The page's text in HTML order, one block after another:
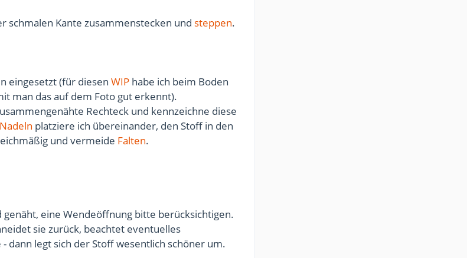
schmalen Kante zusammenstecken und steppen.
eingesetzt (für diesen WIP habe ich beim Boden
man das auf dem Foto gut erkennt).
Rechteck und kennzeichne diese
Nadeln platziere ich übereinander, den Stoff in den
und vermeide Falten.
eine Wendeöffnung bitte berücksichtigen.
sie zurück, beachtet eventuelles
dann legt sich der Stoff wesentlich schöner um.